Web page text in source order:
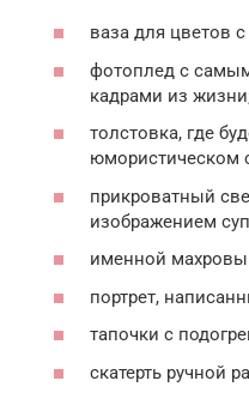
ваза для цветов
фотоплед с
кадрами из
толстовка, где
юмористическом
прикроватный
изображением
именной
портрет,
тапочки с
скатерть ручной